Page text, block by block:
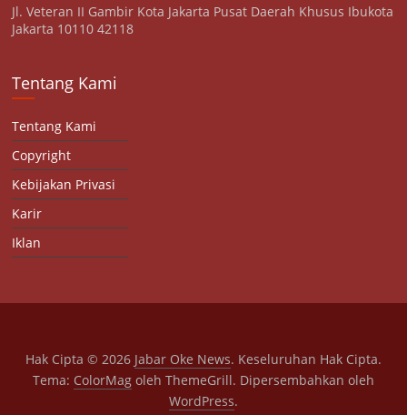
Jl. Veteran II Gambir Kota Jakarta Pusat Daerah Khusus Ibukota
Jakarta 10110 42118
Tentang Kami
Tentang Kami
Copyright
Kebijakan Privasi
Karir
Iklan
Hak Cipta © 2026 Jabar Oke News. Keseluruhan Hak Cipta.
Tema: ColorMagoleh ThemeGrill. Dipersembahkan oleh
WordPress.